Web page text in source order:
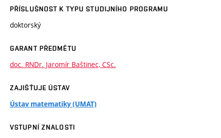
PŘÍSLUŠNOST K TYPU STUDIJNÍHO PROGRAMU
doktorský
GARANT PŘEDMĚTU
doc. RNDr. Jaromír Baštinec, CSc.
ZAJIŠŤUJE ÚSTAV
Ústav matematiky (UMAT)
VSTUPNÍ ZNALOSTI